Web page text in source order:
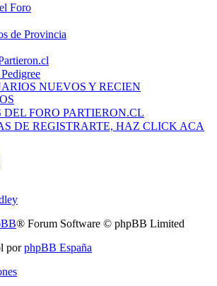
Foro
de Provincia
NUEVOS Y RECIEN
FORO PARTIERON.CL
DE REGISTRARTE, HAZ CLICK ACA
® Forum Software © phpBB Limited
porphpBB España